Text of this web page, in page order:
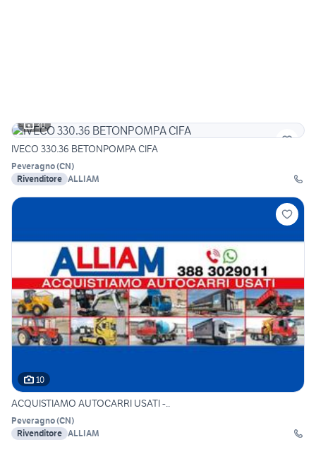
30
IVECO 330.36 BETONPOMPA CIFA
Peveragno(CN)
Rivenditore ALLIAM
10
ACQUISTIAMO AUTOCARRI USATI -..
Peveragno(CN)
Rivenditore ALLIAM